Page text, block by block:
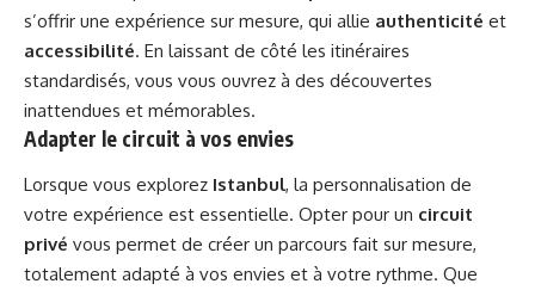
s’offrir une expérience sur mesure, qui allie authenticité et
accessibilité. En laissant de côté les itinéraires
standardisés, vous vous ouvrez à des découvertes
inattendues et mémorables.
Adapter le circuit à vos envies
Lorsque vous explorez Istanbul, la personnalisation de
votre expérience est essentielle. Opter pour un circuit
privé vous permet de créer un parcours fait sur mesure,
totalement adapté à vos envies et à votre rythme. Que